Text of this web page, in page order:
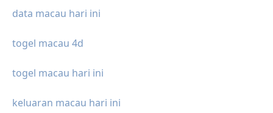
data macau hari ini
togel macau 4d
togel macau hari ini
keluaran macau hari ini